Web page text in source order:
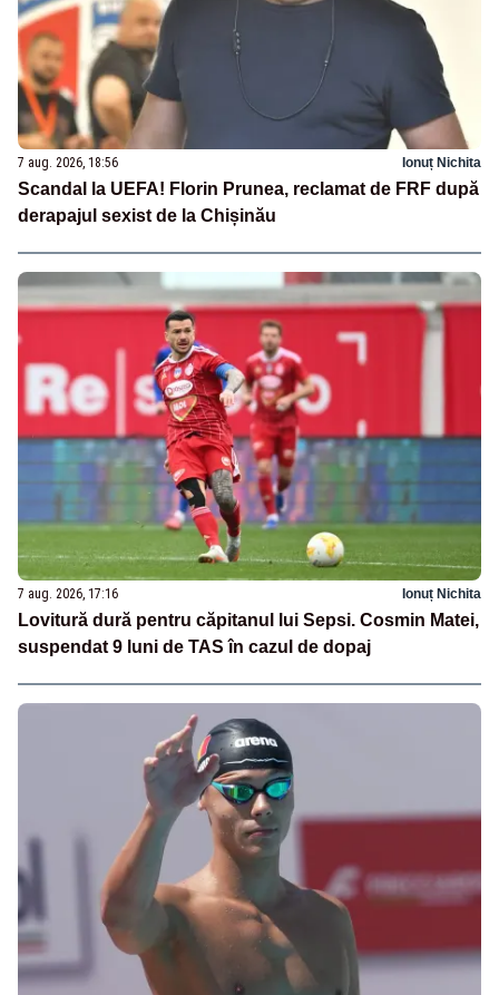
7 aug. 2026, 18:56 Ionuț Nichita
Scandal la UEFA! Florin Prunea, reclamat de FRF după
derapajul sexist de la Chișinău
7 aug. 2026, 17:16 Ionuț Nichita
Lovitură dură pentru căpitanul lui Sepsi. Cosmin Matei,
suspendat 9 luni de TAS în cazul de dopaj